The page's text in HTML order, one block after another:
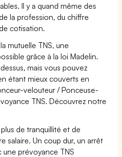
Il y a quand même des
la profession, du chiffre
cotisation.
mutuelle TNS, une
grâce à la loi Madelin.
mais vous pouvez
étant mieux couverts en
velouteur / Ponceuse-
TNS. Découvrez notre
de tranquillité et de
salaire. Un coup dur, un arrêt
prévoyance TNS